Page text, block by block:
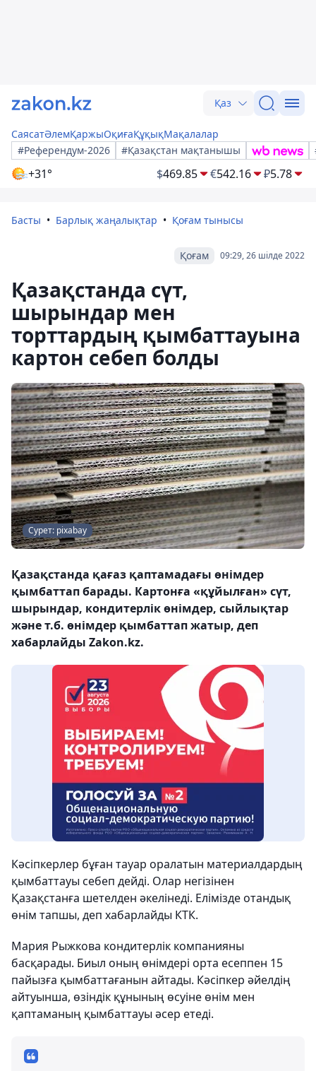
Қаз
СаясатӘлемҚаржыОқиғаҚұқықМақалалар
#Референдум-2026
#Қазақстан мақтанышы
+31° $469.85 €542.16 ₽5.78
Басты Барлық жаңалықтар Қоғам тынысы
09:29, 26 шілде 2022
Қоғам
Қазақстанда сүт,
шырындар мен
торттардың қымбаттауына
картон себеп болды
Сурет: pixabay
Қазақстанда қағаз қаптамадағы өнімдер
қымбаттап барады. Картонға «құйылған» сүт,
шырындар, кондитерлік өнімдер, сыйлықтар
және т.б. өнімдер қымбаттап жатыр, деп
хабарлайды Zakon.kz.
Кәсіпкерлер бұған тауар оралатын материалдардың
қымбаттауы себеп дейді. Олар негізінен
Қазақстанға шетелден әкелінеді. Елімізде отандық
өнім тапшы, деп хабарлайды КТК.
Мария Рыжкова кондитерлік компанияны
басқарады. Биыл оның өнімдері орта есеппен 15
пайызға қымбаттағанын айтады. Кәсіпкер әйелдің
айтуынша, өзіндік құнының өсуіне өнім мен
қаптаманың қымбаттауы әсер етеді.